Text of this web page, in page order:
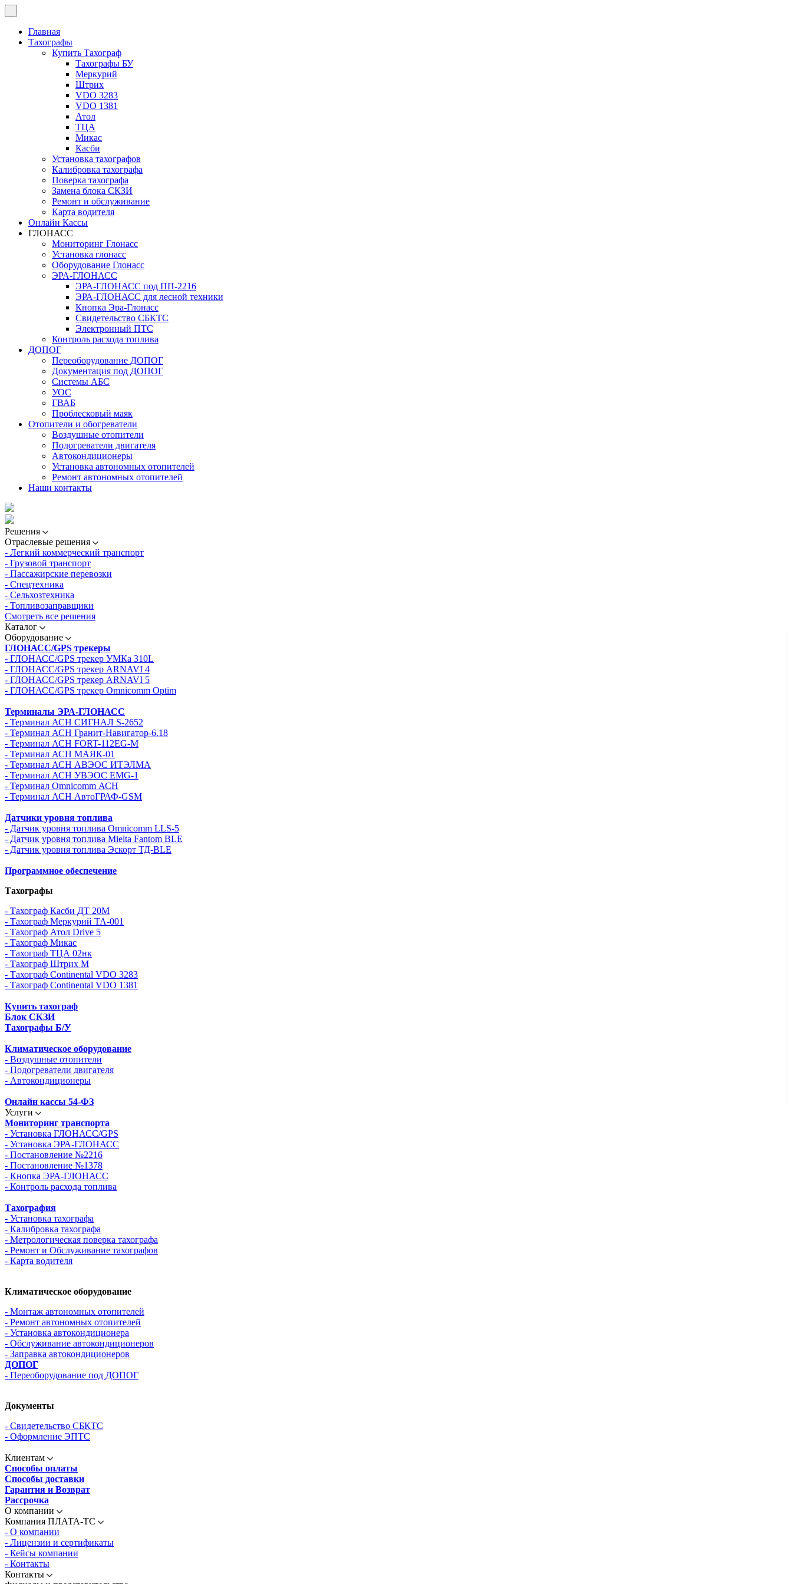
Перейти
к
содержимому
Главная
Тахографы
Купить Тахограф
Тахографы БУ
Меркурий
Штрих
VDO 3283
VDO 1381
Атол
ТЦА
Микас
Касби
Установка тахографов
Калибровка тахографа
Поверка тахографа
Замена блока СКЗИ
Ремонт и обслуживание
Карта водителя
Онлайн Кассы
ГЛОНАСС
Мониторинг Глонасс
Установка глонасс
Оборудование Глонасс
ЭРА-ГЛОНАСС
ЭРА-ГЛОНАСС под ПП-2216
ЭРА-ГЛОНАСС для лесной техники
Кнопка Эра-Глонасс
Свидетельство СБКТС
Электронный ПТС
Контроль расхода топлива
ДОПОГ
Переоборудование ДОПОГ
Документация под ДОПОГ
Системы АБС
УОС
ГВАБ
Проблесковый маяк
Отопители и обогреватели
Воздушные отопители
Подогреватели двигателя
Автокондиционеры
Установка автономных отопителей
Ремонт автономных отопителей
Наши контакты
Решения
Отраслевые решения
- Легкий коммерческий транспорт
- Грузовой транспорт
- Пассажирские перевозки
- Спецтехника
- Сельхозтехника
- Топливозаправщики
Смотреть все решения
Каталог
Оборудование
ГЛОНАСС/GPS трекеры
- ГЛОНАСС/GPS трекер УМКа 310L
- ГЛОНАСС/GPS трекер ARNAVI 4
- ГЛОНАСС/GPS трекер ARNAVI 5
- ГЛОНАСС/GPS трекер Omnicomm Optim
Терминалы ЭРА-ГЛОНАСС
- Терминал АСН СИГНАЛ S-2652
- Терминал АСН Гранит-Навигатор-6.18
- Терминал АСН FORT-112EG-M
- Терминал АСН МАЯК-01
- Терминал АСН АВЭОС ИТЭЛМА
- Терминал АСН УВЭОС EMG-1
- Терминал Omnicomm АСН
- Терминал АСН АвтоГРАФ-GSM
Датчики уровня топлива
- Датчик уровня топлива Omnicomm LLS-5
- Датчик уровня топлива Mielta Fantom BLE
- Датчик уровня топлива Эскорт ТД-BLE
Программное обеспечение
Тахографы
- Тахограф Касби ДТ 20М
- Тахограф Меркурий ТА-001
- Тахограф Атол Drive 5
- Тахограф Микас
- Тахограф ТЦА 02нк
- Тахограф Штрих М
- Тахограф Continental VDO 3283
- Тахограф Continental VDO 1381
Купить тахограф
Блок СКЗИ
Тахографы Б/У
Климатическое оборудование
- Воздушные отопители
- Подогреватели двигателя
- Автокондиционеры
Онлайн кассы 54-ФЗ
Услуги
Мониторинг транспорта
- Установка ГЛОНАСС/GPS
- Установка ЭРА-ГЛОНАСС
- Постановление №2216
- Постановление №1378
- Кнопка ЭРА-ГЛОНАСС
- Контроль расхода топлива
Тахография
- Установка тахографа
- Калибровка тахографа
- Метрологическая поверка тахографа
- Ремонт и Обслуживание тахографов
- Карта водителя
Климатическое оборудование
- Монтаж автономных отопителей
- Ремонт автономных отопителей
- Установка автокондиционера
- Обслуживание автокондиционеров
- Заправка автокондиционеров
ДОПОГ
- Переоборудование под ДОПОГ
Документы
- Свидетельство СБКТС
- Оформление ЭПТС
Клиентам
Способы оплаты
Способы доставки
Гарантия и Возврат
Рассрочка
О компании
Компания ПЛАТА-ТС
- О компании
- Лицензии и сертификаты
- Кейсы компании
- Контакты
Контакты